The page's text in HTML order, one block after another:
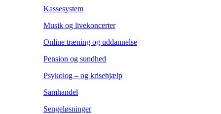
Kassesystem
Musik og livekoncerter
Online træning og uddannelse
Pension og sundhed
Psykolog – og krisehjælp
Samhandel
Sengeløsninger